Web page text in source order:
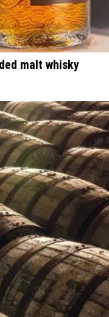
malt whisky